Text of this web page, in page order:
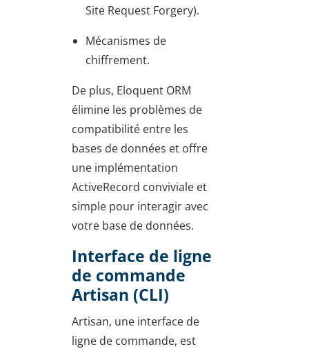
Site Request Forgery).
Mécanismes de
chiffrement.
De plus, Eloquent ORM
élimine les problèmes de
compatibilité entre les
bases de données et offre
une implémentation
ActiveRecord conviviale et
simple pour interagir avec
votre base de données.
Interface de ligne
de commande
Artisan (CLI)
Artisan, une interface de
ligne de commande, est